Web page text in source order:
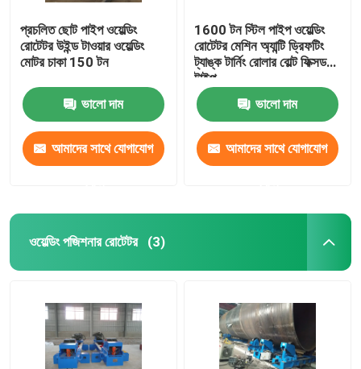
প্রচলিত ছোট পাইপ ওয়েল্ডিং
রোটেটর উইন্ড টাওয়ার ওয়েল্ডিং
মোটর চাকা 150 টন
ভালো দাম
আমাদের সাথে যোগাযোগ
1600 টন স্টিল পাইপ ওয়েল্ডিং
রোটেটর মেশিন অ্যান্টি ড্রিফটিং
ট্যাঙ্ক টার্নিং রোলার বোল্ট ফিক্সড
টাইপ
ভালো দাম
আমাদের সাথে যোগাযোগ
ওয়েল্ডিং পজিশনার রোটেটর (3)